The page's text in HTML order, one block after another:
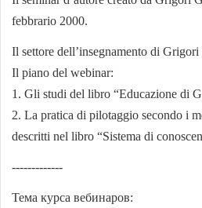
febbrario 2000.
Il settore dell’insegnamento di
Il piano del webinar:
1. Gli studi del libro “Educazione di
2. La pratica di pilotaggio secondo i
descritti nel libro “Sistema di
-------------
Тема курса вебинаров: